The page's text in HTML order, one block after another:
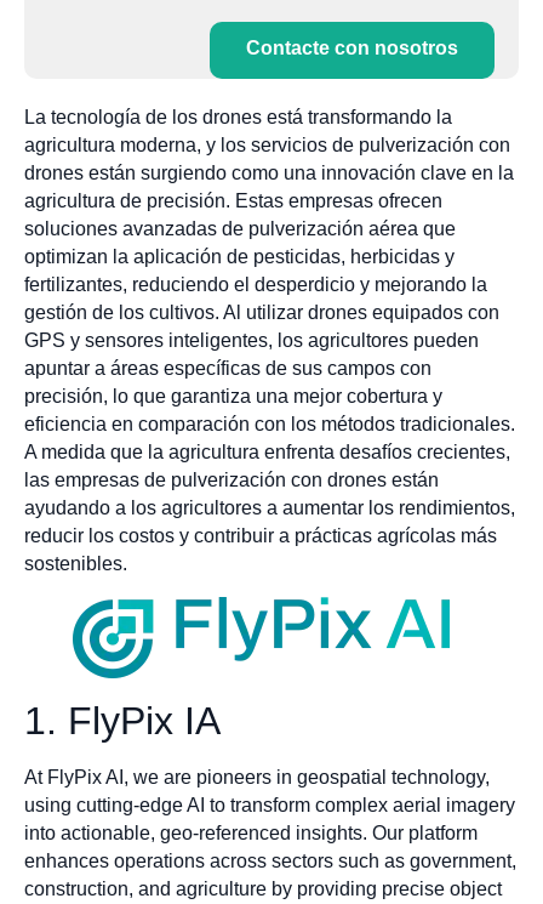
Contacte con nosotros
La tecnología de los drones está transformando la
agricultura moderna, y los servicios de pulverización con
drones están surgiendo como una innovación clave en la
agricultura de precisión. Estas empresas ofrecen
soluciones avanzadas de pulverización aérea que
optimizan la aplicación de pesticidas, herbicidas y
fertilizantes, reduciendo el desperdicio y mejorando la
gestión de los cultivos. Al utilizar drones equipados con
GPS y sensores inteligentes, los agricultores pueden
apuntar a áreas específicas de sus campos con
precisión, lo que garantiza una mejor cobertura y
eficiencia en comparación con los métodos tradicionales.
A medida que la agricultura enfrenta desafíos crecientes,
las empresas de pulverización con drones están
ayudando a los agricultores a aumentar los rendimientos,
reducir los costos y contribuir a prácticas agrícolas más
sostenibles.
1. FlyPix IA
At FlyPix AI, we are pioneers in geospatial technology,
using cutting-edge AI to transform complex aerial imagery
into actionable, geo-referenced insights. Our platform
enhances operations across sectors such as government,
construction, and agriculture by providing precise object